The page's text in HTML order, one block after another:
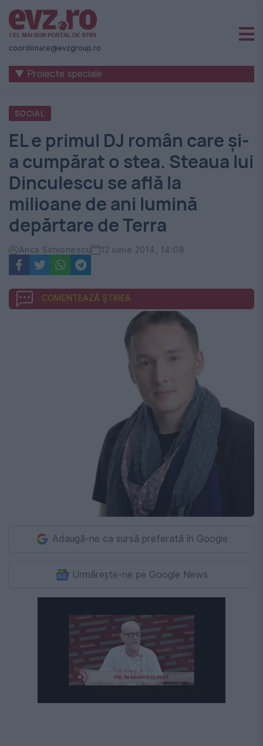
Știri
naționale
internaționale
România
-
Evenimentul
Zilei
coordonare@evzgroup.ro
▼ Proiecte speciale
SOCIAL
EL e primul DJ român care și-
a cumpărat o stea. Steaua lui
Dinculescu se află la
milioane de ani lumină
depărtare de Terra
Anca Simionescu 12 iunie 2014, 14:08
COMENTEAZĂ ȘTIREA
Adaugă-ne ca sursă preferată în Google
Urmărește-ne pe Google News